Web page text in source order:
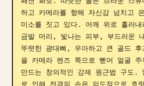
업데이트
하고 카메라를 향해 자신감 넘치고
미소를 짓고 있다. 어깨 위로 흘러내
금발 머리, 빛나는 피부, 부드러운
뚜렷한 광대뼈, 우아하고 큰 골드
을 카메라 렌즈 쪽으로 뻗어 얼굴 주
만드는 창의적인 강제 원근법 구도.
로 인해 전경의 손은 의도적으로 흐